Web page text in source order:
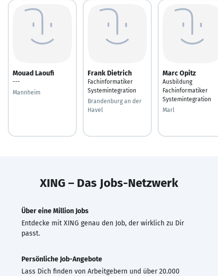
Mouad Laoufi
---
Mannheim
Frank Dietrich
Fachinformatiker
Systemintegration
Brandenburg an der
Havel
Marc Opitz
Ausbildung
Fachinformatiker
Systemintegration
Marl
XING – Das Jobs-Netzwerk
Über eine Million Jobs
Entdecke mit XING genau den Job, der wirklich zu Dir
passt.
Persönliche Job-Angebote
Lass Dich finden von Arbeitgebern und über 20.000